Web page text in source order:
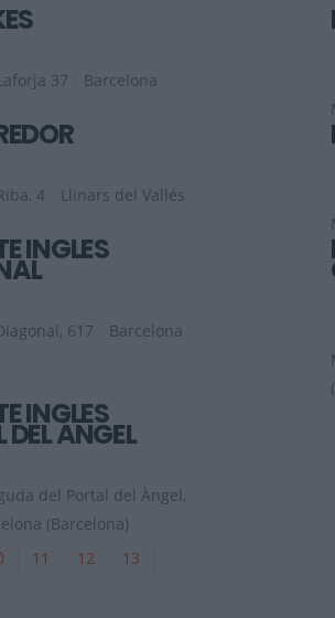
37
Barcelona
4
Llinars del Vallés
INGLES
617
Barcelona
INGLES
DEL ÁNGEL
del Portal del Àngel,
(Barcelona)
11 12 13